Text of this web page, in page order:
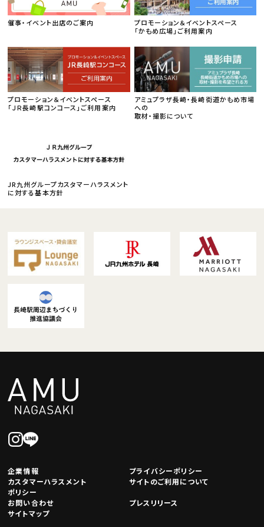
催事・イベント出店のご案内
プロモーション＆イベントスペース
「かもめ広場」ご利用案内
プロモーション＆イベントスペース
「ＪＲ長崎駅コンコース」ご利用案内
アミュプラザ長崎・長崎街道かもめ市場
への
取材・撮影について
JR九州グループカスタマーハラスメント
に対する基本方針
企業情報
プライバシーポリシー
カスタマーハラスメント
ポリシー
サイトのご利用について
お問い合わせ
プレスリリース
サイトマップ